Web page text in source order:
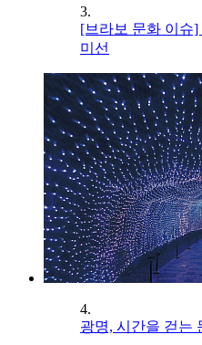
3.
[브라보 문화 이슈
미선
4.
광명, 시간을 걷는